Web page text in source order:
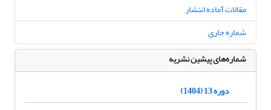
مقالات آماده انتشار
شماره جاری
شماره‌های پیشین نشریه
دوره 13 (1404)